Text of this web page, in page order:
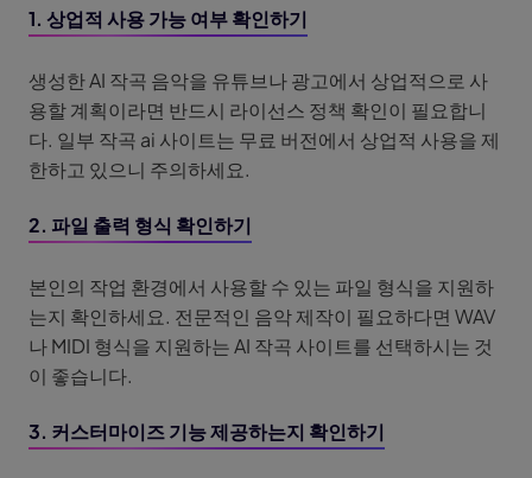
1. 상업적 사용 가능 여부 확인하기
생성한 AI 작곡 음악을 유튜브나 광고에서 상업적으로 사
용할 계획이라면 반드시 라이선스 정책 확인이 필요합니
다. 일부 작곡 ai 사이트는 무료 버전에서 상업적 사용을 제
한하고 있으니 주의하세요.
2. 파일 출력 형식 확인하기
본인의 작업 환경에서 사용할 수 있는 파일 형식을 지원하
는지 확인하세요. 전문적인 음악 제작이 필요하다면 WAV
나 MIDI 형식을 지원하는 AI 작곡 사이트를 선택하시는 것
이 좋습니다.
3. 커스터마이즈 기능 제공하는지 확인하기